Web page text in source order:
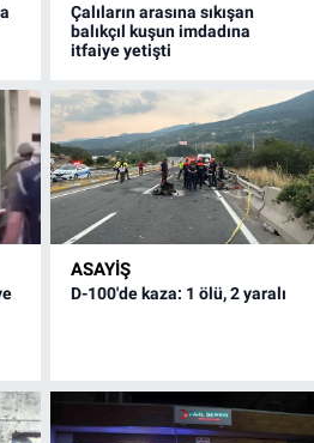
Çalıların arasına sıkışan
balıkçıl kuşun imdadına
itfaiye yetişti
ASAYİŞ
D-100'de kaza: 1 ölü, 2 yaralı